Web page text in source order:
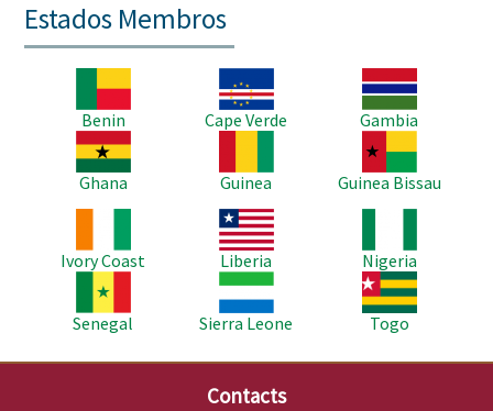
Estados Membros
Benin
Imagem
Cape Verde
Imagem
Gambia
Imagem
Ghana
Guinea
Imagem
Guinea Bissau
Ivory Coast
Imagem
Liberia
Nigeria
Imagem
Senegal
Imagem
Sierra Leone
Imagem
Togo
Contacts